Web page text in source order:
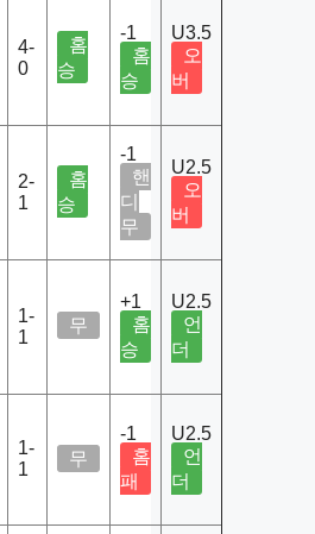
4-
0
홈
승
-1
홈
승
U3.5
오
버
2-
1
홈
승
-1
핸
디
무
U2.5
오
버
1-
1
무
+1
홈
승
U2.5
언
더
1-
1
무
-1
홈
패
U2.5
언
더